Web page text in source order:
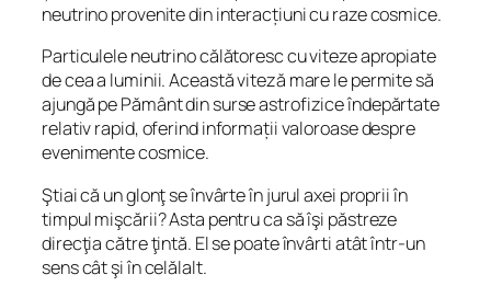
neutrino provenite din interacțiuni cu raze cosmice.
Particulele neutrino călătoresc cu viteze apropiate
de cea a luminii. Această viteză mare le permite să
ajungă pe Pământ din surse astrofizice îndepărtate
relativ rapid, oferind informații valoroase despre
evenimente cosmice.
Ştiai că un glonţ se învârte în jurul axei proprii în
timpul mişcării? Asta pentru ca să îşi păstreze
direcţia către ţintă. El se poate învârti atât într-un
sens cât şi în celălalt.